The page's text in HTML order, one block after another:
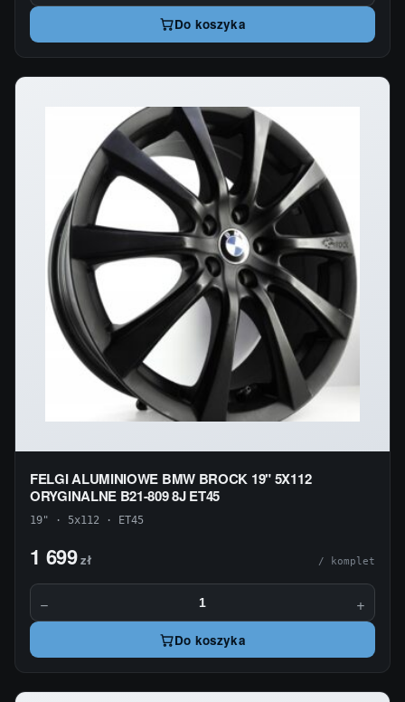
Do koszyka
FELGI ALUMINIOWE BMW BROCK 19" 5X112
ORYGINALNE B21-809 8J ET45
19" · 5x112 · ET45
1 699zł / komplet
− +
Do koszyka